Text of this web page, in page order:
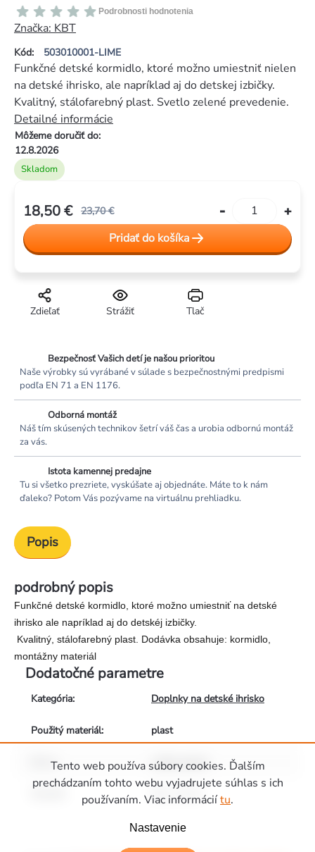
Tento web používa súbory cookies. Ďalším
prechádzaním tohto webu vyjadrujete súhlas s ich
používaním. Viac informáciítu.
Nastavenie
Kód: 503010001-LIME
Priemerné
hodnotenie
produktu
je
z
5
hviezdičiek.
Podrobnosti hodnotenia
Značka: KBT
Skladom
Môžeme doručiť do:
12.8.2026
Funkčné detské kormidlo, ktoré možno umiestniť nielen
na detské ihrisko, ale napríklad aj do detskej izbičky.
Kvalitný, stálofarebný plast. Svetlo zelené prevedenie.
Detailné informácie
Tlač
Strážiť
Zdieľať
23,70 €
18,50 €
Jednotková
cena:
Pridať do košíka
Bezpečnosť Vašich detí je našou prioritou
Naše výrobky sú vyrábané v súlade s bezpečnostnými predpismi
podľa EN 71 a EN 1176.
Odborná montáž
Náš tím skúsených technikov šetrí váš čas a urobia odbornú montáž
za vás.
Istota kamennej predajne
Tu si všetko prezriete, vyskúšate aj objednáte. Máte to k nám
ďaleko? Potom Vás pozývame na virtuálnu prehliadku.
Popis
podrobný popis
Funkčné detské kormidlo, ktoré možno umiestniť na detské
ihrisko ale napríklad aj do detskéj izbičky.
Kvalitný, stálofarebný plast. Dodávka obsahuje: kormidlo,
montážny materiál
Dodatočné parametre
Kategória: Doplnky na detské ihrisko
Použitý materiál: plast
Barva: světle zelená
35 x 7,4 cm